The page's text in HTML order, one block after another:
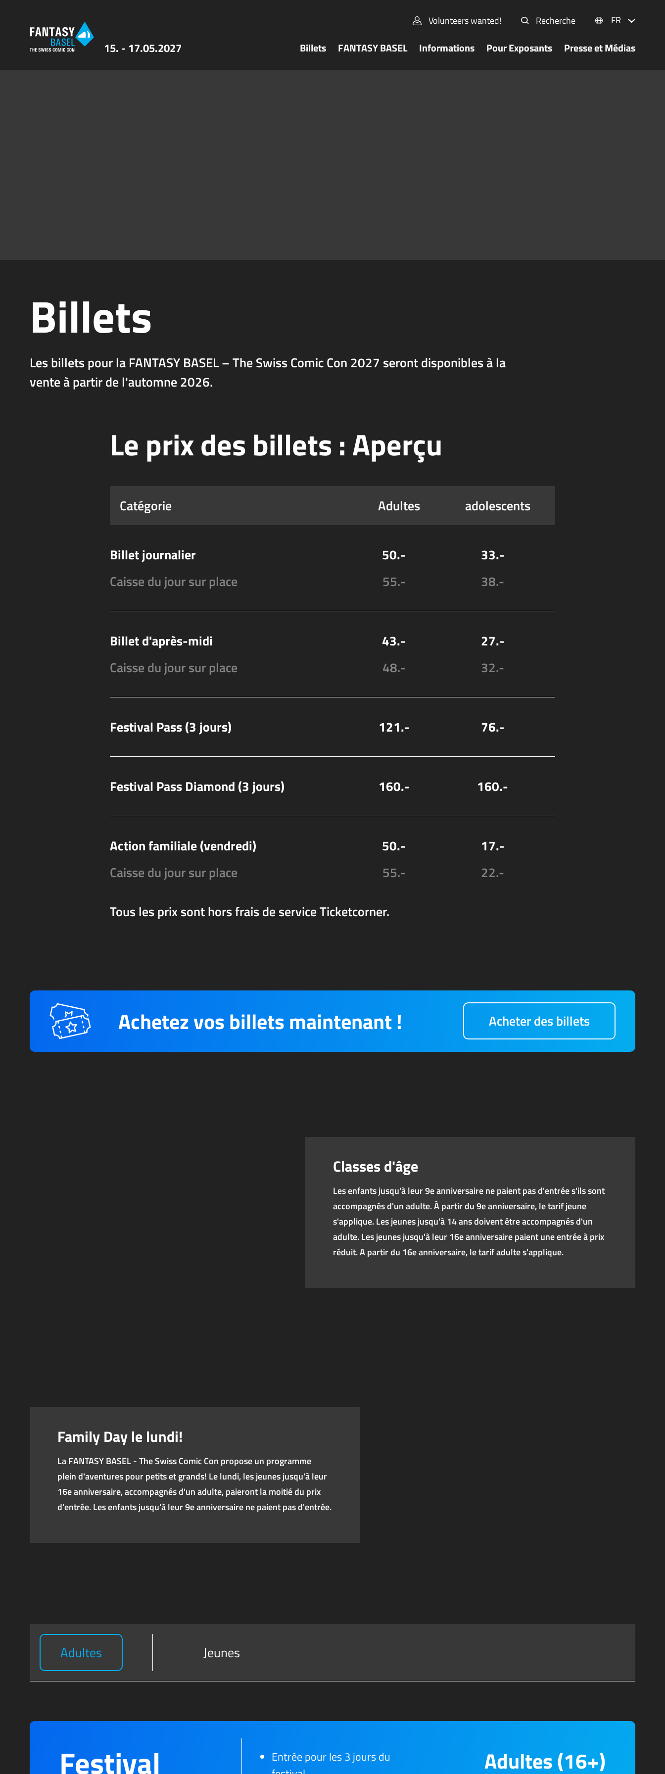
15. - 17.05.2027
Volunteers wanted! Recherche FR
Billets FANTASY BASEL Informations Pour Exposants Presse et Médias
Billets
Les billets pour la FANTASY BASEL – The Swiss Comic Con 2027 seront disponibles à la
vente à partir de l'automne 2026.
Le prix des billets : Aperçu
Catégorie Adultes adolescents
Billet journalier
Caisse du jour sur place
50.-
55.-
33.-
38.-
Billet d'après-midi
Caisse du jour sur place
43.-
48.-
27.-
32.-
Festival Pass (3 jours) 121.- 76.-
Festival Pass Diamond (3 jours) 160.- 160.-
Action familiale (vendredi)
Caisse du jour sur place
50.-
55.-
17.-
22.-
Tous les prix sont hors frais de service Ticketcorner.
Achetez vos billets maintenant ! Acheter des billets
Classes d'âge
Les enfants jusqu'à leur 9e anniversaire ne paient pas d'entrée s'ils sont
accompagnés d'un adulte. À partir du 9e anniversaire, le tarif jeune
s'applique. Les jeunes jusqu'à 14 ans doivent être accompagnés d'un
adulte. Les jeunes jusqu'à leur 16e anniversaire paient une entrée à prix
réduit. A partir du 16e anniversaire, le tarif adulte s'applique.
Family Day le lundi!
La FANTASY BASEL - The Swiss Comic Con propose un programme
plein d'aventures pour petits et grands! Le lundi, les jeunes jusqu'à leur
16e anniversaire, accompagnés d'un adulte, paieront la moitié du prix
d'entrée. Les enfants jusqu'à leur 9e anniversaire ne paient pas d'entrée.
Adultes Jeunes
Festival
Entrée pour les 3 jours du
Adultes (16+)